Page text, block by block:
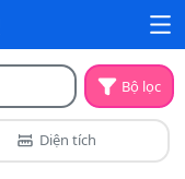
Bộ lọc
Diện tích